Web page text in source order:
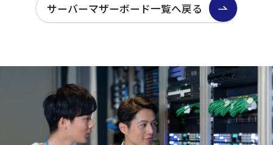
サーバーマザーボード一覧へ戻る